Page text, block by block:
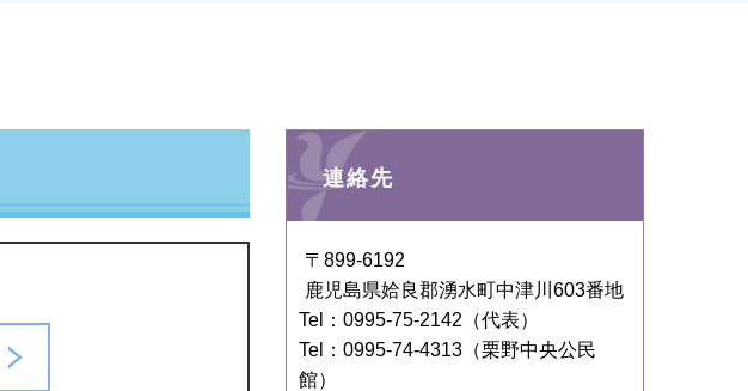
連絡先
〒899-6192
鹿児島県姶良郡湧水町中津川603番地
Tel：0995-75-2142 （代表）
Tel：0995‐74-4313 （栗野中央公民
館）